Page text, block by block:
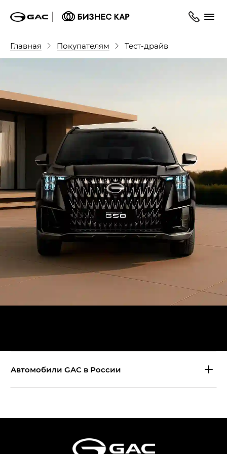
Главная Покупателям Тест-драйв
Aвтомобили GAC в России
Эс Икс ПРЕМИУМ — SX PREMIUM
S7 — Эс 7 (S7) в комплектациях
Эс Икс ПРЕМИУМ — SX PREMIUM, Эс Тэ — ST